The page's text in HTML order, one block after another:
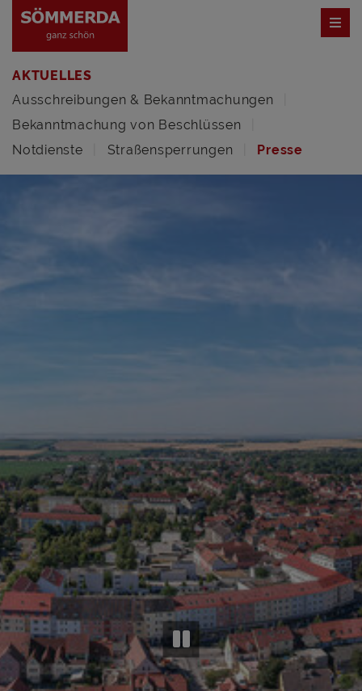
AKTUELLES
Ausschreibungen & Bekanntmachungen
Bekanntmachung von Beschlüssen
Notdienste
Straßensperrungen Presse